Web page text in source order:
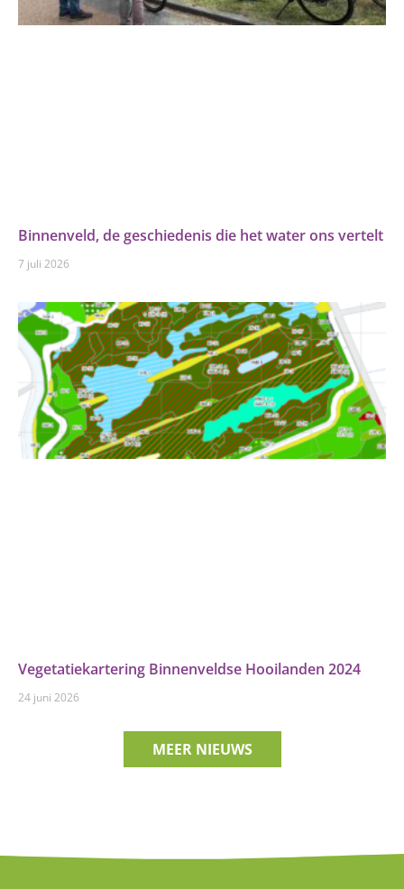
Binnenveld, de geschiedenis die het water ons vertelt
7 juli 2026
Vegetatiekartering Binnenveldse Hooilanden 2024
24 juni 2026
MEER NIEUWS